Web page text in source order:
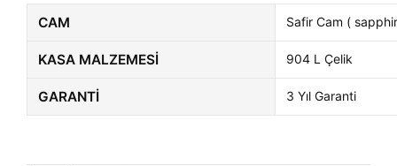
CAM Safir Cam (
KASA MALZEMESI 904 L Çelik
GARANTI 3 Yıl Garanti